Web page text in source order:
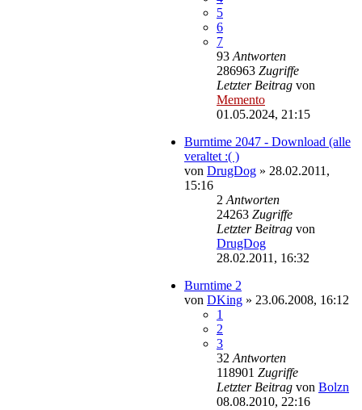
5
6
7
93 Antworten
286963 Zugriffe
Letzter Beitrag von
Memento
01.05.2024, 21:15
Burntime 2047 - Download (alle
veraltet :( )
von DrugDog » 28.02.2011,
15:16
2 Antworten
24263 Zugriffe
Letzter Beitrag von
DrugDog
28.02.2011, 16:32
Burntime 2
von DKing » 23.06.2008, 16:12
1
2
3
32 Antworten
118901 Zugriffe
Letzter Beitrag von Bolzn
08.08.2010, 22:16